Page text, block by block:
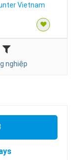
Vietnam
nghiệp